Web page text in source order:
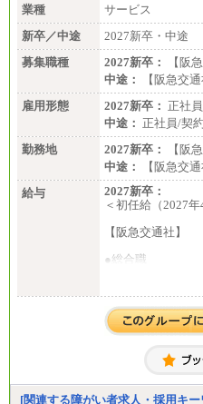
業種
サービス
新卒／中途
2027新卒・中途
募集職種
2027新卒：
【阪
中途：
【阪急交
雇用形態
2027新卒： 正社員
中途： 正社員/契
勤務地
2027新卒：
【阪
中途：
【阪急交
給与
2027新卒：
＜初任給（2027
【阪急交通社】
●総合職
(※3)、239,000円
・専門・短大卒
(※3)、218,500円
※1…東京都、埼
※2…大阪府、京都
[関連する障がい者求人・採用キ